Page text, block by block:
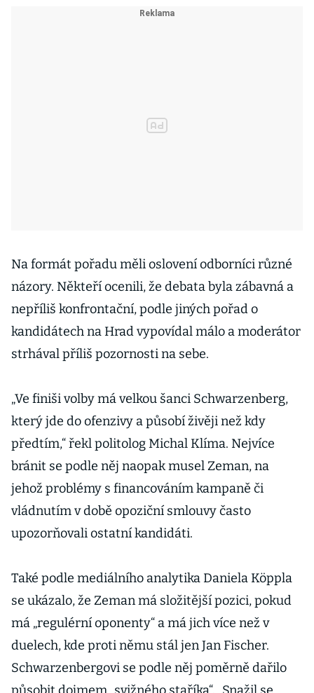
Na formát pořadu měli oslovení odborníci různé
názory. Někteří ocenili, že debata byla zábavná a
nepříliš konfrontační, podle jiných pořad o
kandidátech na Hrad vypovídal málo a moderátor
strhával příliš pozornosti na sebe.
„Ve finiši volby má velkou šanci Schwarzenberg,
který jde do ofenzivy a působí živěji než kdy
předtím,“ řekl politolog Michal Klíma. Nejvíce
bránit se podle něj naopak musel Zeman, na
jehož problémy s financováním kampaně či
vládnutím v době opoziční smlouvy často
upozorňovali ostatní kandidáti.
Také podle mediálního analytika Daniela Köppla
se ukázalo, že Zeman má složitější pozici, pokud
má „regulérní oponenty“ a má jich více než v
duelech, kde proti němu stál jen Jan Fischer.
Schwarzenbergovi se podle něj poměrně dařilo